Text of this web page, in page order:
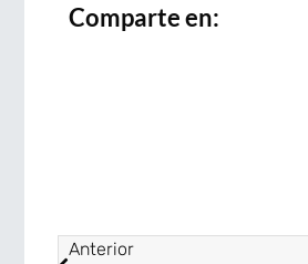
Comparte en:
Anterior